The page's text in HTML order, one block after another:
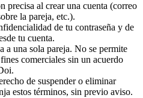
precisa al crear una cuenta (correo
la pareja, etc.).
de tu contraseña y de
tu cuenta.
a una sola pareja. No se permite
comerciales sin un acuerdo
de suspender o eliminar
estos términos, sin previo aviso.